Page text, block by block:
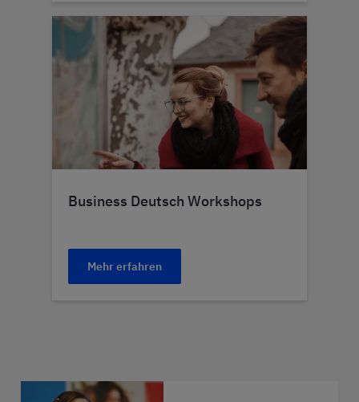
Business Deutsch Workshops
Mehr erfahren